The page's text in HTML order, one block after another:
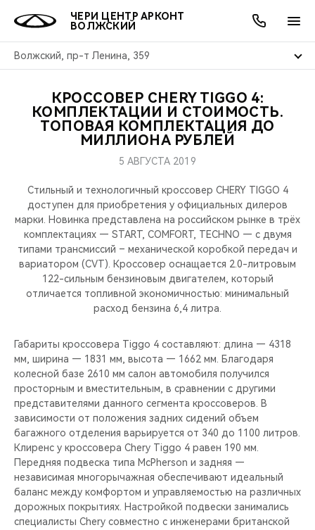
ЧЕРИ ЦЕНТР АРКОНТ
ВОЛЖСКИЙ
Волжский, пр-т Ленина, 359
МОДЕЛИ
СЕДАНЫ
НОВИНКИ
ПОКУПАТЕЛЯМ
ВЫБОР И ПОКУПКА
ВЛАДЕЛЬЦАМ
ПОДДЕРЖКА
CHERY CONNECT
МИР CHERY
CHERY В СОЦСЕТЯХ
ЛЮДИ CHERY
БЛАГОТВОРИТЕЛЬНОСТЬ
CHERY И СПОРТ
НАШИ МЕРОПРИЯТИЯ
ВИДЕООБЗОРЫ
CHERY ДЛЯ ДЕТЕЙ
АКЦИИ
ВЫГОДЫ И АКЦИИ
ОНЛАЙН СЕРВИСЫ
ВЫБОР И ПОКУПКА
О КОМПАНИИ
КРОССОВЕР CHERY TIGGO 4:
КОМПЛЕКТАЦИИ И СТОИМОСТЬ.
ТОПОВАЯ КОМПЛЕКТАЦИЯ ДО
МИЛЛИОНА РУБЛЕЙ
5 АВГУСТА 2019
Стильный и технологичный кроссовер CHERY TIGGO 4
доступен для приобретения у официальных дилеров
марки. Новинка представлена на российском рынке в трёх
комплектациях — START, COMFORT, TECHNO — с двумя
типами трансмиссий – механической коробкой передач и
вариатором (CVT). Кроссовер оснащается 2.0-литровым
122-сильным бензиновым двигателем, который
отличается топливной экономичностью: минимальный
расход бензина 6,4 литра.
Габариты кроссовера Tiggo 4 составляют: длина — 4318
мм, ширина — 1831 мм, высота — 1662 мм. Благодаря
колесной базе 2610 мм салон автомобиля получился
просторным и вместительным, в сравнении с другими
представителями данного сегмента кроссоверов. В
зависимости от положения задних сидений объем
багажного отделения варьируется от 340 до 1100 литров.
Клиренс у кроссовера Chery Tiggo 4 равен 190 мм.
Передняя подвеска типа McPherson и задняя —
независимая многорычажная обеспечивают идеальный
баланс между комфортом и управляемостью на различных
дорожных покрытиях. Настройкой подвески занимались
специалисты Chery совместно с инженерами британской